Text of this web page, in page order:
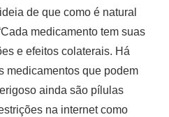
de que como é natural
medicamento tem suas
e efeitos colaterais. Há
medicamentos que podem
ainda são pílulas
na internet como